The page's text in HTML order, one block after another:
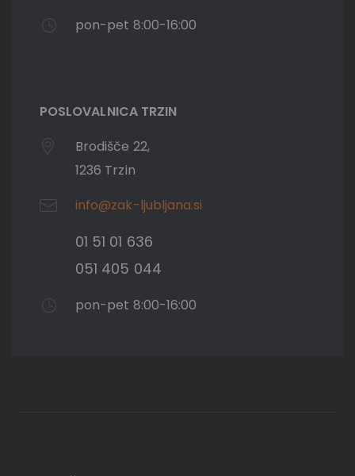
pon-pet 8:00-16:00
POSLOVALNICA TRZIN
Brodišče 22,
1236 Trzin
info@zak-ljubljana.si
01 51 01 636
051 405 044
pon-pet 8:00-16:00